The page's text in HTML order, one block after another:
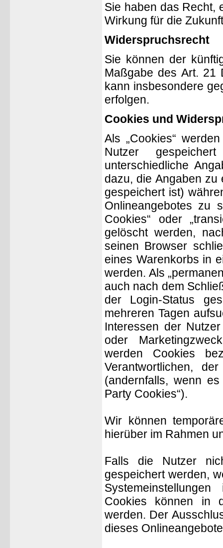
Sie haben das Recht,
Wirkung für die
Widerspruchsrecht
Sie können der
Maßgabe des Art. 21
kann insbesondere
erfolgen.
Cookies und
Als „Cookies“
Nutzer
unterschiedliche
dazu, die Angaben
gespeichert ist)
Onlineangebotes zu
Cookies“ oder
gelöscht werden,
seinen Browser
eines Warenkorbs in
werden. Als
auch nach dem
der Login-Status
mehreren Tagen
Interessen der
oder
werden Cookies
Verantwortlichen,
(andernfalls, wenn
Party Cookies“).
Wir können
hierüber im Rahmen
Falls die Nutzer
gespeichert werden,
Cookies können in
werden. Der
dieses